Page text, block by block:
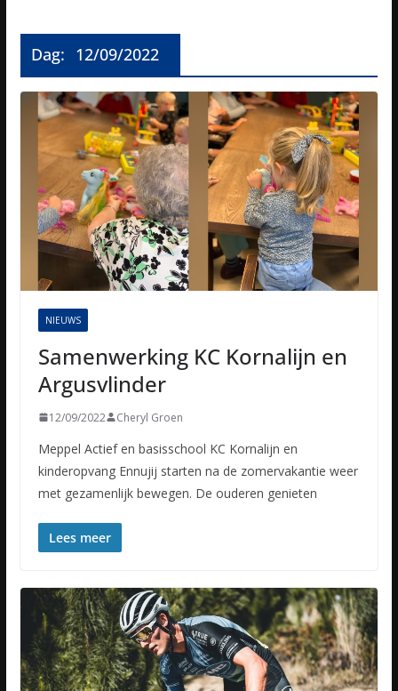
Dag: 12/09/2022
NIEUWS
Samenwerking KC Kornalijn en
Argusvlinder
12/09/2022 Cheryl Groen
Meppel Actief en basisschool KC Kornalijn en
kinderopvang Ennujij starten na de zomervakantie weer
met gezamenlijk bewegen. De ouderen genieten
Lees meer